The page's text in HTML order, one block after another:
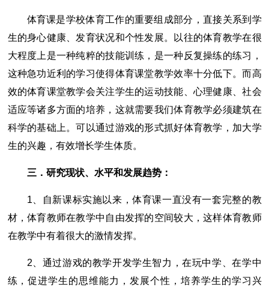
体育课是学校体育工作的重要组成部分，直接关系到学
生的身心健康、发育状况和个性发展。以往的体育教学在很
大程度上是一种纯粹的技能训练，是一种反复操练的练习，
这种急功近利的学习使得体育课堂教学效率十分低下。而高
效的体育课堂教学会关注学生的运动技能、心理健康、社会
适应等诸多方面的培养，这就需要我们体育教学必须建筑在
科学的基础上。可以通过游戏的形式抓好体育教学，加大学
生的兴趣，有效增长学生体质。
三．研究现状、水平和发展趋势：
1、自新课标实施以来，体育课一直没有一套完整的教
材，体育教师在教学中自由发挥的空间较大，这样体育教师
在教学中有着很大的激情发挥。
2、通过游戏的教学开发学生智力，在玩中学、在学中
练，促进学生的思维能力，发展个性，培养学生的学习兴